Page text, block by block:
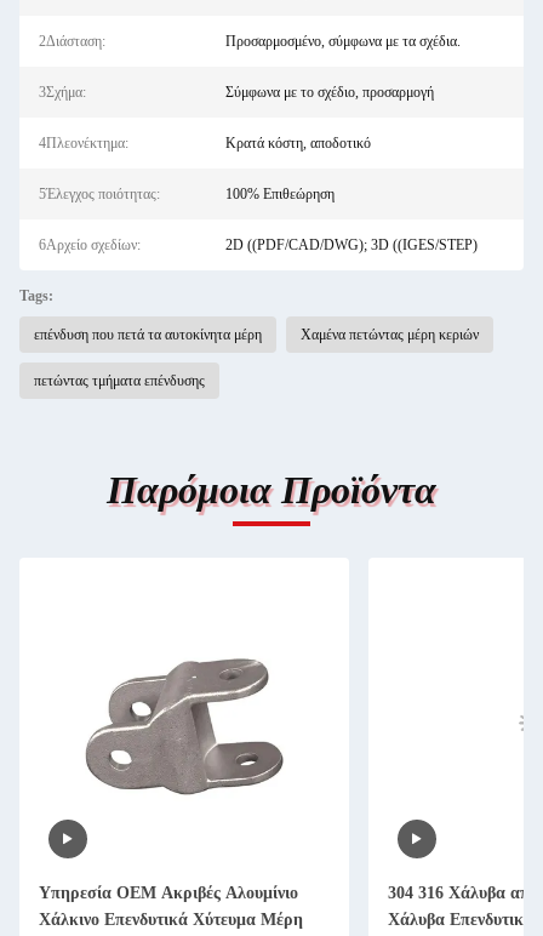
2Διάσταση: Προσαρμοσμένο, σύμφωνα με τα σχέδια.
3Σχήμα: Σύμφωνα με το σχέδιο, προσαρμογή
4Πλεονέκτημα: Κρατά κόστη, αποδοτικό
5Έλεγχος ποιότητας: 100% Επιθεώρηση
6Αρχείο σχεδίων: 2D ((PDF/CAD/DWG); 3D ((IGES/STEP)
Tags:
επένδυση που πετά τα αυτοκίνητα μέρη Χαμένα πετώντας μέρη κεριών
πετώντας τμήματα επένδυσης
Παρόμοια Προϊόντα
Υπηρεσία OEM Ακριβές Αλουμίνιο
Χάλκινο Επενδυτικά Χύτευμα Μέρη
304 316 Χάλυβα από
Χάλυβα Επενδυτικά